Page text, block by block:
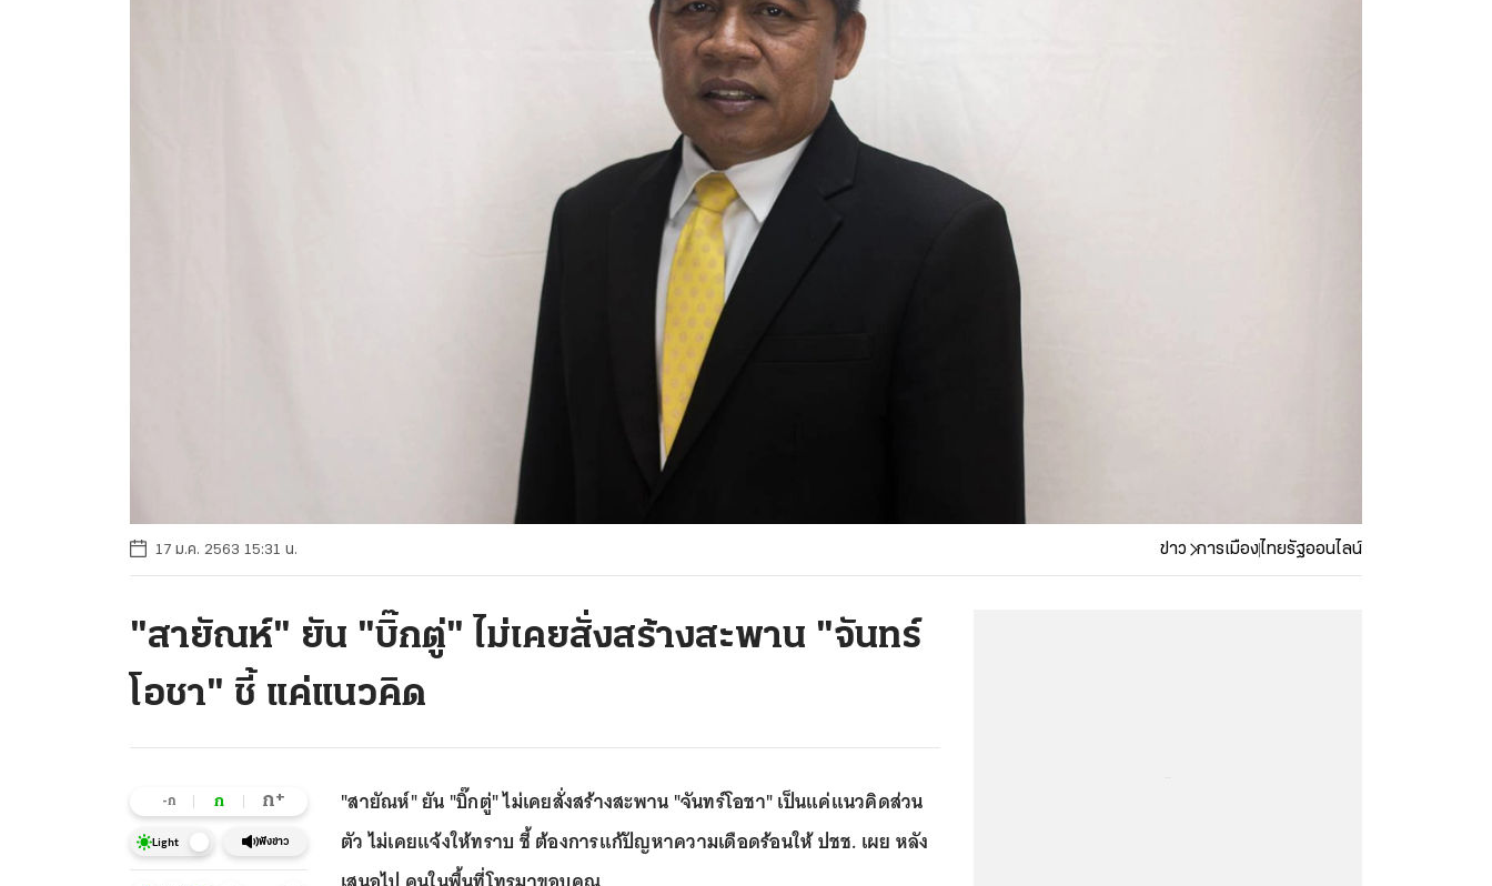
17 ม.ค. 2563 15:31 น. ข่าว การเมืองไทยรัฐออนไลน์
"สายัณห์" ยัน "บิ๊กตู่" ไม่เคยสั่งสร้างสะพาน "จันทร์
โอชา" ชี้ แค่แนวคิด
-ก ก ก+
Light ฟังข่าว
"สายัณห์" ยัน "บิ๊กตู่" ไม่เคยสั่งสร้างสะพาน "จันทร์โอชา" เป็นแค่แนวคิดส่วน
ตัว ไม่เคยแจ้งให้ทราบ ชี้ ต้องการแก้ปัญหาความเดือดร้อนให้ ปชช. เผย หลัง